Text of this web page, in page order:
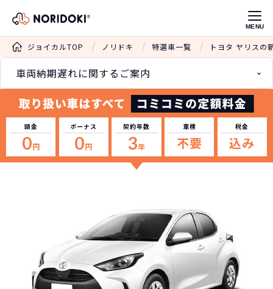
MENU
ジョイカルTOP ノリドキ 特選車一覧 トヨタ ヤリスの
車両納期遅れに関するご案内
頭金
0円
ボーナス
0円
契約年数
3年
車検
不要
税金
込み